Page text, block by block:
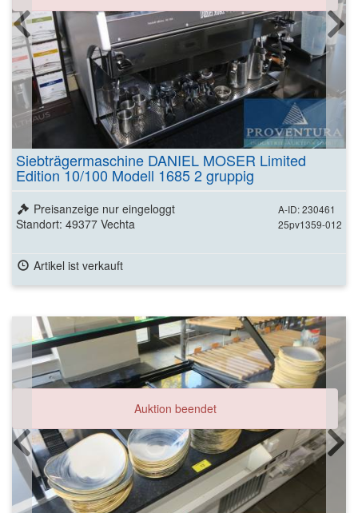
Siebträgermaschine DANIEL MOSER Limited
Edition 10/100 Modell 1685 2 gruppig
A-ID: 230461
25pv1359-012
Preisanzeige nur eingeloggt
Standort: 49377 Vechta
Artikel ist verkauft
Auktion beendet